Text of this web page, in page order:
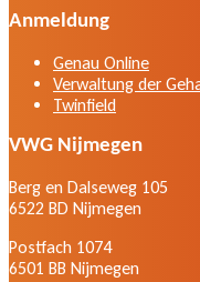
Anmeldung
Genau Online
Verwaltung der
Twinfield
VWG Nijmegen
Berg en Dalseweg 105
6522 BD Nijmegen
Postfach 1074
6501 BB Nijmegen